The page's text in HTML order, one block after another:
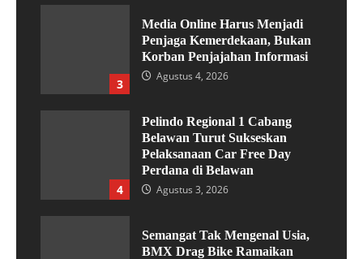
3
Media Online Harus Menjadi
Penjaga Kemerdekaan, Bukan
Korban Penjajahan Informasi
Agustus 4, 2026
4
Pelindo Regional 1 Cabang
Belawan Turut Sukseskan
Pelaksanaan Car Free Day
Perdana di Belawan
Agustus 3, 2026
Semangat Tak Mengenal Usia,
BMX Drag Bike Ramaikan